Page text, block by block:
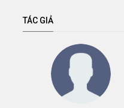
TÁC GIẢ